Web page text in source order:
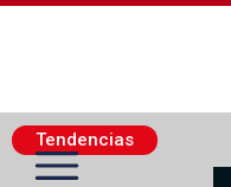
Tendencias